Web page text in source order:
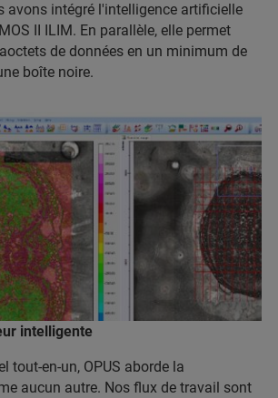
avons intégré l'intelligence artificielle
II ILIM. En parallèle, elle permet
de données en un minimum de
boîte noire.
intelligente
tout-en-un, OPUS aborde la
aucun autre. Nos flux de travail sont